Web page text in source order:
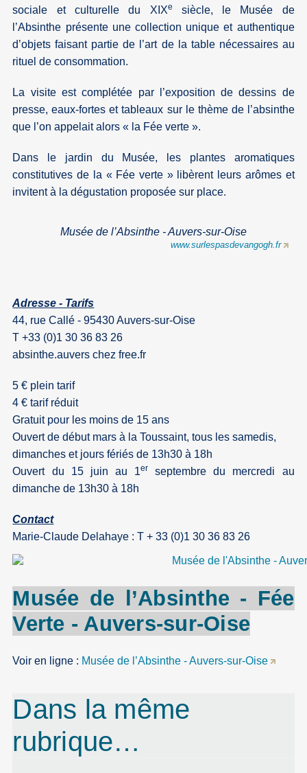
sociale et culturelle du XIXe
siècle, le Musée de
l’Absinthe présente une collection unique et authentique
d’objets faisant partie de l’art de la table nécessaires au
rituel de consommation.
La visite est complétée par l’exposition de dessins de
presse, eaux-fortes et tableaux sur le thème de l’absinthe
que l’on appelait alors « la Fée verte ».
Dans le jardin du Musée, les plantes aromatiques
constitutives de la « Fée verte » libèrent leurs arômes et
invitent à la dégustation proposée sur place.
Musée de l’Absinthe - Auvers-sur-Oise
www.surlespasdevangogh.fr
Adresse - Tarifs
44, rue Callé - 95430 Auvers-sur-Oise
T +33 (0)1 30 36 83 26
absinthe.auvers chezfree.fr
5 € plein tarif
4 € tarif réduit
Gratuit pour les moins de 15 ans
Ouvert de début mars à la Toussaint, tous les samedis,
dimanches et jours fériés de 13h30 à 18h
Ouvert du 15 juin au 1er
septembre du mercredi au
dimanche de 13h30 à 18h
Contact
Marie-Claude Delahaye : T + 33 (0)1 30 36 83 26
Musée de l’Absinthe - Fée
Verte - Auvers-sur-Oise
Voir en ligne : Musée de l’Absinthe - Auvers-sur-Oise
Dans la même
rubrique…